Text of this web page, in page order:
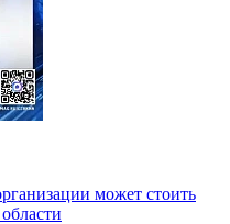
может стоить